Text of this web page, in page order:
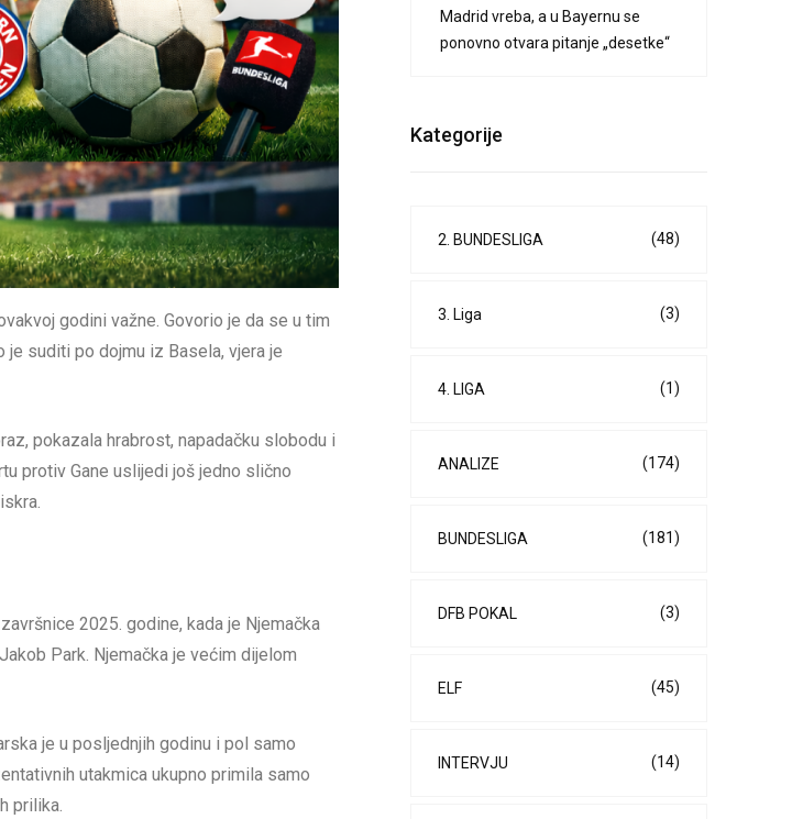
godini važne. Govorio je da se u tim
suditi po dojmu iz Basela, vjera je
pokazala hrabrost, napadačku slobodu i
protiv Gane uslijedi još jedno slično
2025. godine, kada je Njemačka
Park. Njemačka je većim dijelom
je u posljednjih godinu i pol samo
utakmica ukupno primila samo
prilika.
Madrid vreba, a u Bayernu se
ponovno otvara pitanje „desetke“
Kategorije
2. BUNDESLIGA (48)
3. Liga (3)
4. LIGA (1)
ANALIZE (174)
BUNDESLIGA (181)
DFB POKAL (3)
ELF (45)
INTERVJU (14)